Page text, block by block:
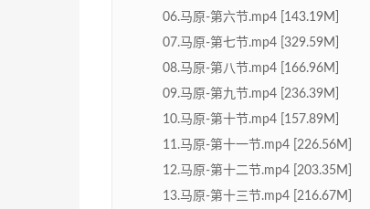
06.马原-第六节.mp4 [143.19M]
07.马原-第七节.mp4 [329.59M]
08.马原-第八节.mp4 [166.96M]
09.马原-第九节.mp4 [236.39M]
10.马原-第十节.mp4 [157.89M]
11.马原-第十一节.mp4 [226.56M]
12.马原-第十二节.mp4 [203.35M]
13.马原-第十三节.mp4 [216.67M]